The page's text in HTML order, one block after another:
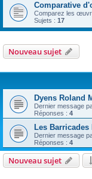
Comparative
Comparez les
Sujets : 17
Nouveau sujet
Dyens Roland
Dernier message
Réponses : 4
Les
Dernier message
Réponses : 4
Nouveau sujet